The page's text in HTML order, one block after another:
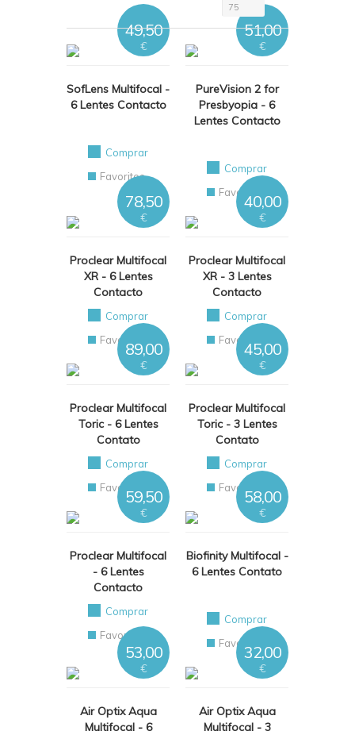
75
SofLens Multifocal -
6 Lentes Contacto
49,50
€
Comprar
Favoritos
PureVision 2 for
Presbyopia - 6
Lentes Contacto
51,00
€
Comprar
Favoritos
Proclear Multifocal
XR - 6 Lentes
Contacto
78,50
€
Comprar
Favoritos
Proclear Multifocal
XR - 3 Lentes
Contacto
40,00
€
Comprar
Favoritos
Proclear Multifocal
Toric - 6 Lentes
Contato
89,00
€
Comprar
Favoritos
Proclear Multifocal
Toric - 3 Lentes
Contato
45,00
€
Comprar
Favoritos
Proclear Multifocal
- 6 Lentes
Contacto
59,50
€
Comprar
Favoritos
Biofinity Multifocal -
6 Lentes Contato
58,00
€
Comprar
Favoritos
Air Optix Aqua
Multifocal - 6
53,00
€
Air Optix Aqua
Multifocal - 3
32,00
€